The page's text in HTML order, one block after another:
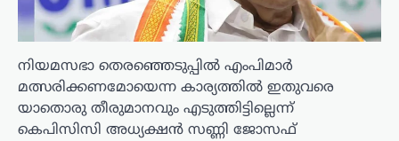
നിയമസഭാ തെരഞ്ഞെടുപ്പിൽ എംപിമാർ
മത്സരിക്കണമോയെന്ന കാര്യത്തിൽ ഇതുവരെ
യാതൊരു തീരുമാനവും എടുത്തിട്ടില്ലെന്ന്
കെപിസിസി അധ്യക്ഷൻ സണ്ണി ജോസഫ്